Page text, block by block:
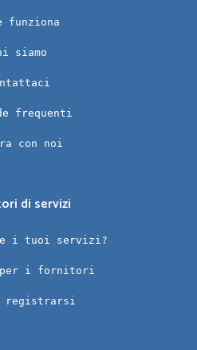
funziona
siamo
frequenti
con noi
di servizi
i tuoi servizi?
per i fornitori
registrarsi